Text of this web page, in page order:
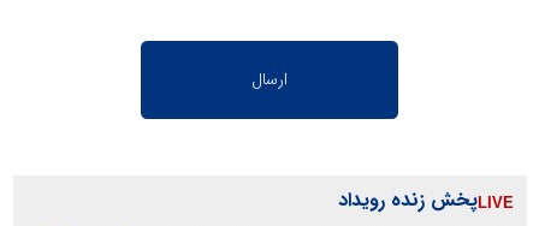
پخش زنده رویداد